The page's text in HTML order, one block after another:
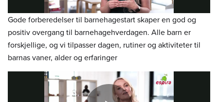
Gode forberedelser til barnehagestart skaper en god og
positiv overgang til barnehagehverdagen. Alle barn er
forskjellige, og vi tilpasser dagen, rutiner og aktiviteter til
barnas vaner, alder og erfaringer